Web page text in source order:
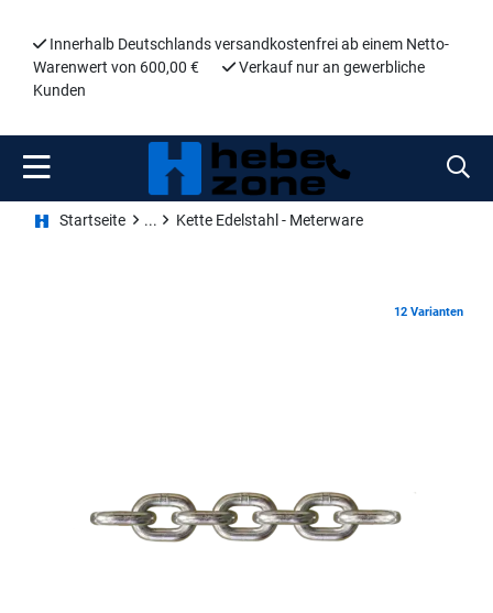
Innerhalb Deutschlands versandkostenfrei ab einem Netto-
Warenwert von 600,00 €
Verkauf nur an gewerbliche
Kunden
Startseite Kette Edelstahl - Meterware
12 Varianten